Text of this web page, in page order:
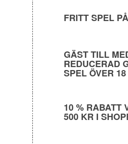
FRITT SPEL
GÄST TILL
REDUCERAD
SPEL ÖVER
10 % RABATT
500 KR I